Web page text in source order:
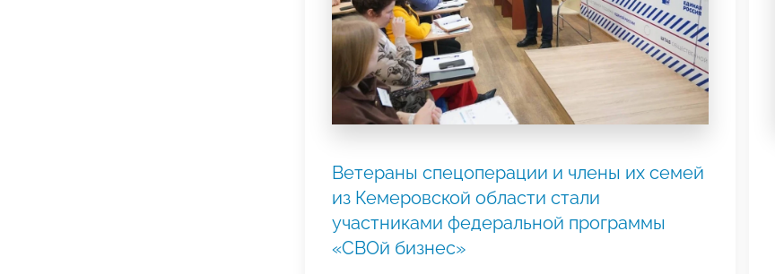
Ветераны спецоперации и члены их семей
из Кемеровской области стали
участниками федеральной программы
«СВОй бизнес»